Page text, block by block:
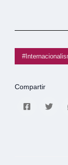
Compartir